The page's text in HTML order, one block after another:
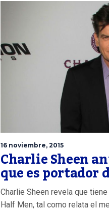
16 noviembre, 2015
Charlie Sheen
que es portador
Charlie Sheen revela que
Half Men, tal como relata el